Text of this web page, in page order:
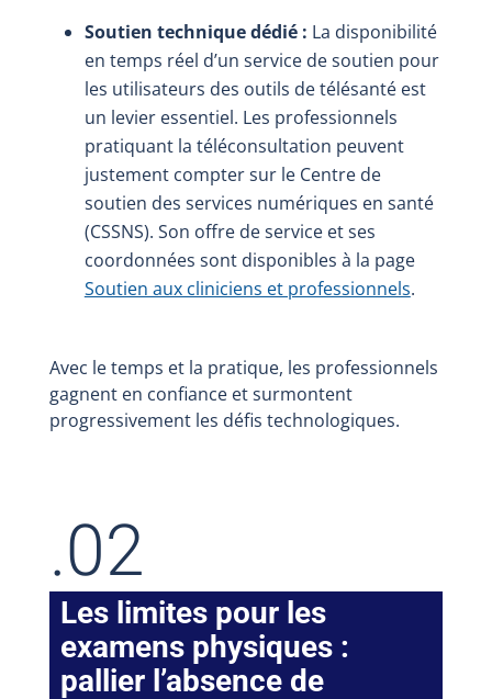
Soutien technique dédié : La disponibilité
en temps réel d’un service de soutien pour
les utilisateurs des outils de télésanté est
un levier essentiel. Les professionnels
pratiquant la téléconsultation peuvent
justement compter sur le Centre de
soutien des services numériques en santé
(CSSNS). Son offre de service et ses
coordonnées sont disponibles à la page
Soutien aux cliniciens et professionnels.
Avec le temps et la pratique, les professionnels
gagnent en confiance et surmontent
progressivement les défis technologiques.
.02
Les limites pour les
examens physiques :
pallier l’absence de